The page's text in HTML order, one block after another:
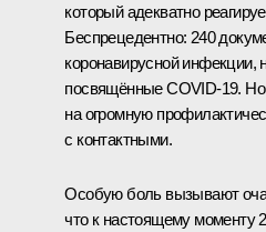
который адекватно
Беспрецедентно: 240
коронавирусной инфекции,
посвящённые COVID-19.
на огромную
с контактными.
Особую боль вызывают
что к настоящему моменту